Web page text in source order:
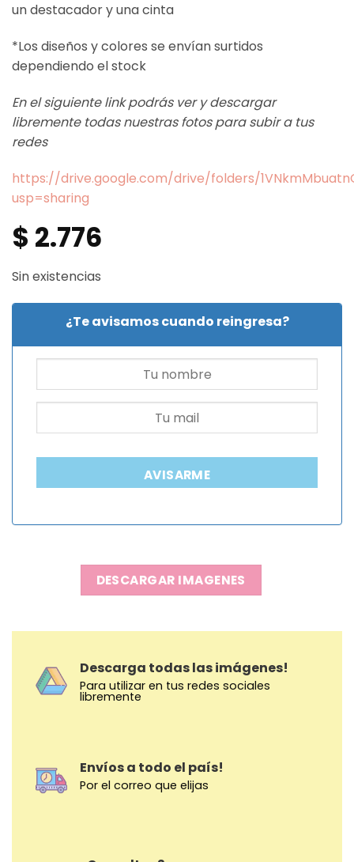
un destacador y una cinta
*Los diseños y colores se envían surtidos
dependiendo el stock
En el siguiente link podrás ver y descargar
libremente todas nuestras fotos para subir a tus
redes
https://drive.google.com/drive/folders/
usp=sharing
$ 2.776
Sin existencias
¿Te avisamos cuando reingresa?
AVISARME
DESCARGAR IMAGENES
Descarga todas las imágenes!
Para utilizar en tus redes sociales
libremente
Envíos a todo el país!
Por el correo que elijas